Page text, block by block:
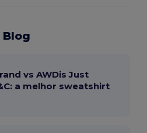
Blog
vs AWDis Just
a melhor sweatshirt